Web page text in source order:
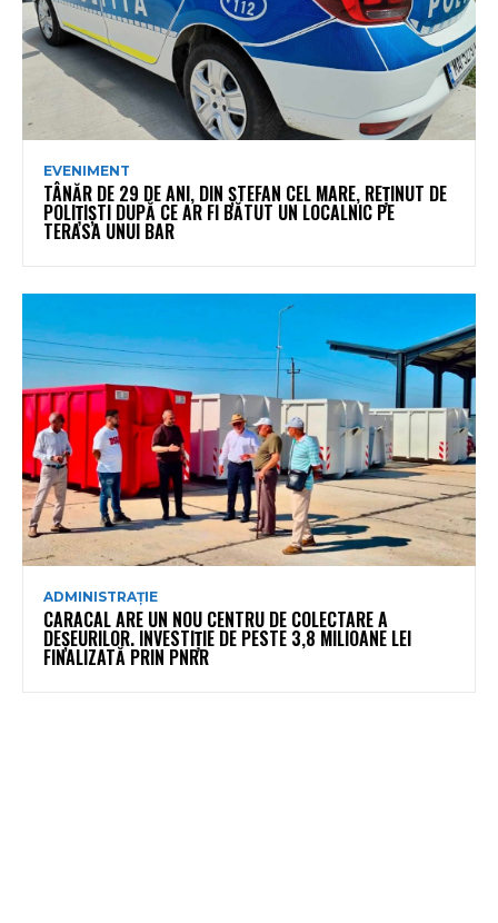
EVENIMENT
TÂNĂR DE 29 DE ANI, DIN ȘTEFAN CEL MARE, REȚINUT DE
POLIȚIȘTI DUPĂ CE AR FI BĂTUT UN LOCALNIC PE
TERASA UNUI BAR
ADMINISTRAȚIE
CARACAL ARE UN NOU CENTRU DE COLECTARE A
DEȘEURILOR. INVESTIȚIE DE PESTE 3,8 MILIOANE LEI
FINALIZATĂ PRIN PNRR